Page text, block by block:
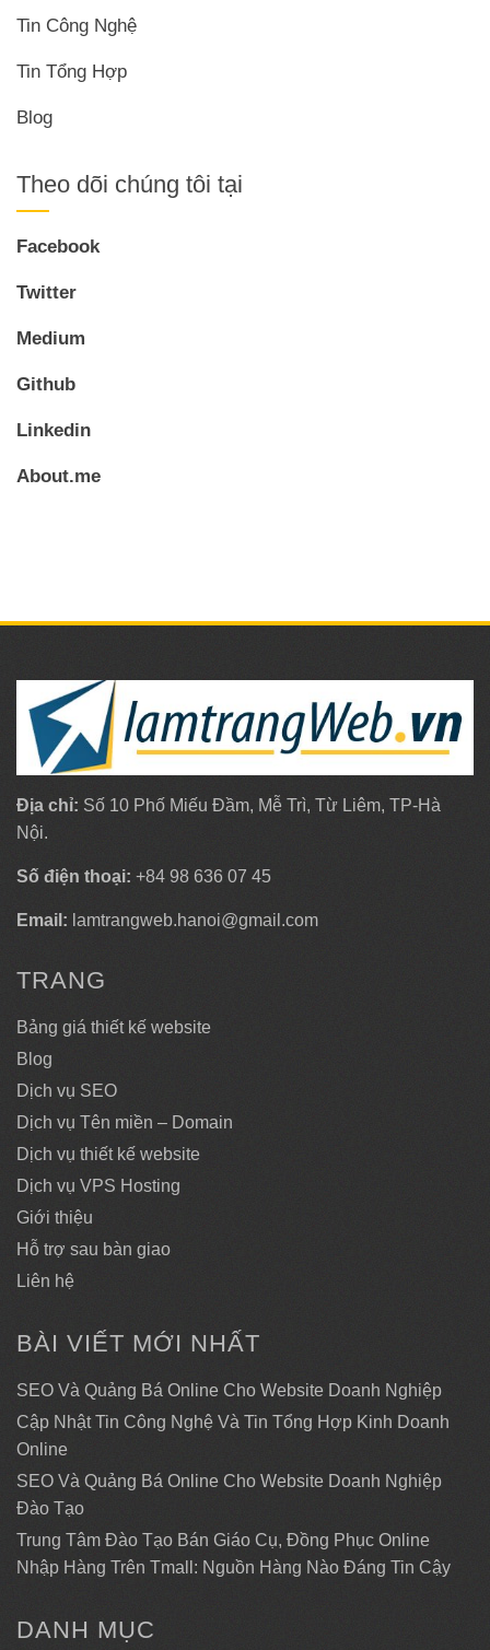
Tin Công Nghệ
Tin Tổng Hợp
Blog
Theo dõi chúng tôi tại
Facebook
Twitter
Medium
Github
Linkedin
About.me
Địa chỉ: Số 10 Phố Miếu Đầm, Mễ Trì, Từ Liêm, TP-Hà
Nội.
Số điện thoại: +84 98 636 07 45
Email: lamtrangweb.hanoi@gmail.com
TRANG
Bảng giá thiết kế website
Blog
Dịch vụ SEO
Dịch vụ Tên miền – Domain
Dịch vụ thiết kế website
Dịch vụ VPS Hosting
Giới thiệu
Hỗ trợ sau bàn giao
Liên hệ
BÀI VIẾT MỚI NHẤT
SEO Và Quảng Bá Online Cho Website Doanh Nghiệp
Cập Nhật Tin Công Nghệ Và Tin Tổng Hợp Kinh Doanh
Online
SEO Và Quảng Bá Online Cho Website Doanh Nghiệp
Đào Tạo
Trung Tâm Đào Tạo Bán Giáo Cụ, Đồng Phục Online
Nhập Hàng Trên Tmall: Nguồn Hàng Nào Đáng Tin Cậy
DANH MỤC